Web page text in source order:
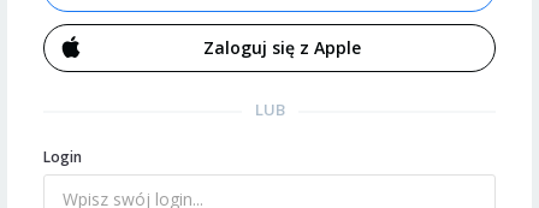
Zaloguj się z Apple
LUB
Login